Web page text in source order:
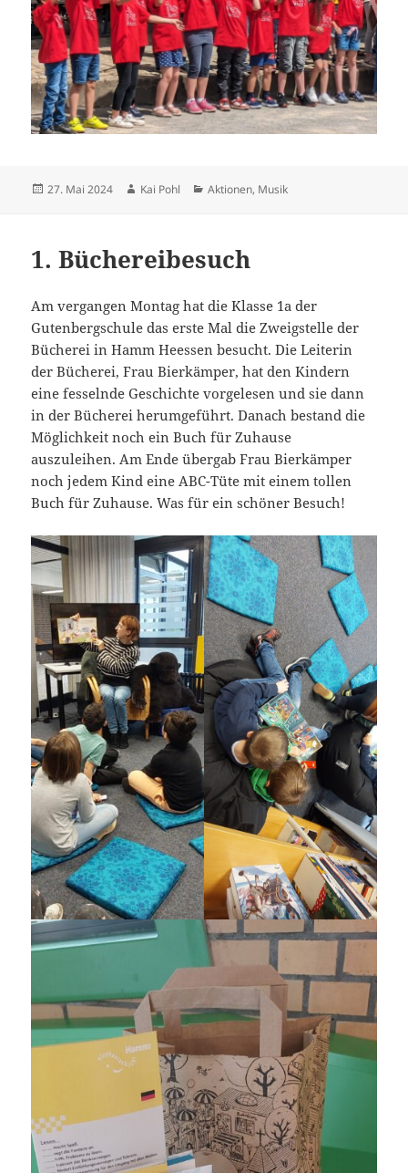
Veröffentlicht
27. Mai 2024 Autor
Kai Pohl Kategorien
Aktionen, Musik
1. Büchereibesuch
Am vergangen Montag hat die Klasse 1a der
Gutenbergschule das erste Mal die Zweigstelle der
Bücherei in Hamm Heessen besucht. Die Leiterin
der Bücherei, Frau Bierkämper, hat den Kindern
eine fesselnde Geschichte vorgelesen und sie dann
in der Bücherei herumgeführt. Danach bestand die
Möglichkeit noch ein Buch für Zuhause
auszuleihen. Am Ende übergab Frau Bierkämper
noch jedem Kind eine ABC-Tüte mit einem tollen
Buch für Zuhause. Was für ein schöner Besuch!